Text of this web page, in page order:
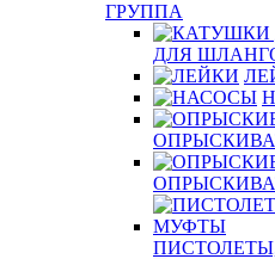
ГРУППА
ДЛЯ